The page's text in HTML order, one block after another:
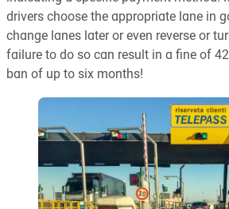
drivers choose the appropriate lane in
change lanes later or even reverse or
failure to do so can result in a fine of
ban of up to six months!